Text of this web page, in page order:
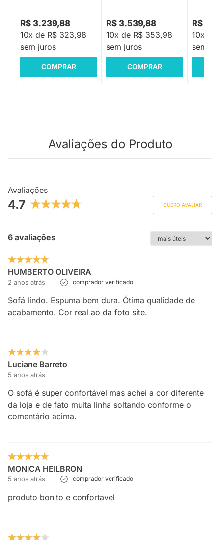
R$ 3.239,88
10x de R$ 323,98
sem juros
COMPRAR
R$ 3.539,88
10x de R$ 353,98
sem juros
COMPRAR
R$
10x de
sem
Avaliações do Produto
Avaliações
4.7 QUERO AVALIAR
6 avaliações
HUMBERTO OLIVEIRA
2 anos atrás comprador verificado
Sofá lindo. Espuma bem dura. Ótima qualidade de
acabamento. Cor real ao da foto site.
Luciane Barreto
5 anos atrás
O sofá é super confortável mas achei a cor diferente
da loja e de fato muita linha soltando conforme o
comentário acima.
MONICA HEILBRON
5 anos atrás comprador verificado
produto bonito e confortavel